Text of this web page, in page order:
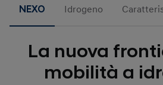
NEXO Idrogeno
La nuova
mobilità a